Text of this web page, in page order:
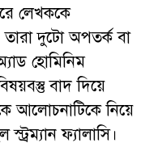
লেখককে
দুটো অপতর্ক বা
হোমিনিম
বাদ দিয়ে
আলোচনাটিকে নিয়ে
ফ্যালাসি।